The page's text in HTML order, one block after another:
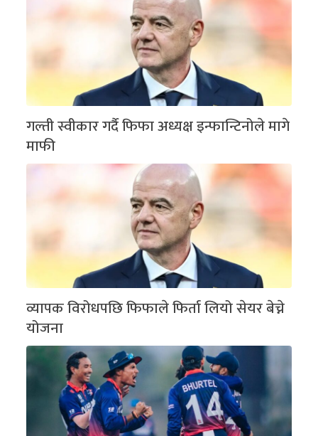
गल्ती स्वीकार गर्दै फिफा अध्यक्ष इन्फान्टिनोले मागे
माफी
व्यापक विरोधपछि फिफाले फिर्ता लियो सेयर बेच्ने
योजना